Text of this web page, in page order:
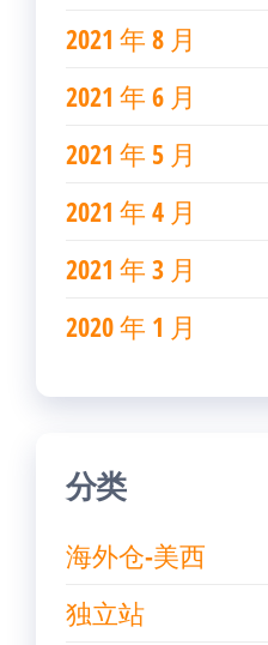
2021 年 8 月
2021 年 6 月
2021 年 5 月
2021 年 4 月
2021 年 3 月
2020 年 1 月
分类
海外仓-美西
独立站